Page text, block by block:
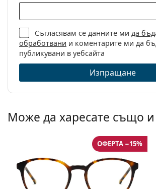
Съгласявам се данните мида
обработвани и коментарите ми да
публикувани в уебсайта
Изпращане
Може да харесате също и
ОФЕРТА −15%